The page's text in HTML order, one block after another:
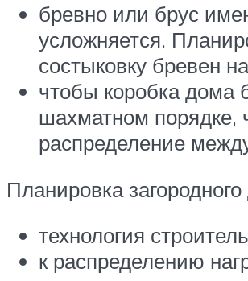
бревно или брус
усложняется.
состыковку бревен
чтобы коробка дома
шахматном порядке,
распределение
Планировка
технология
к распределению